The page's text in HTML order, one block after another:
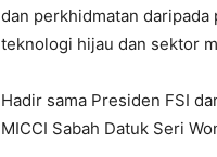
dan perkhidmatan
teknologi hijau dan sektor
Hadir sama Presiden FSI
MICCI Sabah Datuk Seri